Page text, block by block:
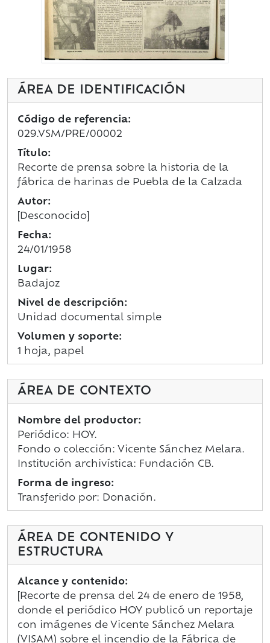
ÁREA DE IDENTIFICACIÓN
Código de referencia:
029.VSM/PRE/00002
Título:
Recorte de prensa sobre la historia de la
fábrica de harinas de Puebla de la Calzada
Autor:
[Desconocido]
Fecha:
24/01/1958
Lugar:
Badajoz
Nivel de descripción:
Unidad documental simple
Volumen y soporte:
1 hoja, papel
ÁREA DE CONTEXTO
Nombre del productor:
Periódico: HOY.
Fondo o colección: Vicente Sánchez Melara.
Institución archivística: Fundación CB.
Forma de ingreso:
Transferido por: Donación.
ÁREA DE CONTENIDO Y
ESTRUCTURA
Alcance y contenido:
[Recorte de prensa del 24 de enero de 1958,
donde el periódico HOY publicó un reportaje
con imágenes de Vicente Sánchez Melara
(VISAM) sobre el incendio de la Fábrica de